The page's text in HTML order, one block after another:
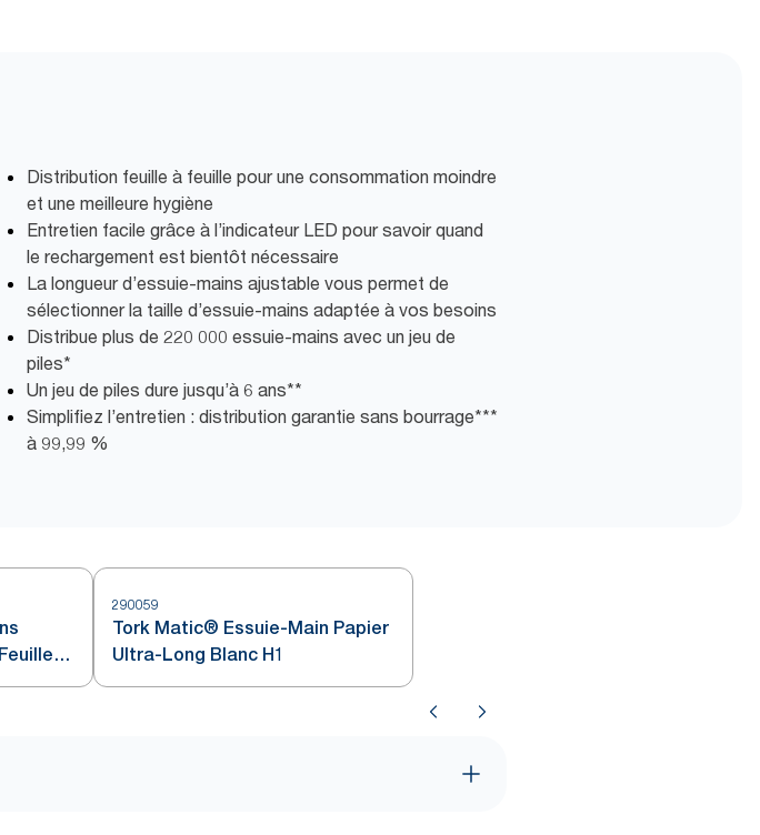
Distribution feuille à feuille pour une consommation moindre
et une meilleure hygiène
Entretien facile grâce à l’indicateur LED pour savoir quand
le rechargement est bientôt nécessaire
La longueur d’essuie-mains ajustable vous permet de
sélectionner la taille d’essuie-mains adaptée à vos besoins
Distribue plus de 220 000 essuie-mains avec un jeu de
piles*
Un jeu de piles dure jusqu’à 6 ans**
Simplifiez l’entretien : distribution garantie sans bourrage***
à 99,99 %
290059
Tork Matic® Essuie-Main Papier
Ultra-Long Blanc H1